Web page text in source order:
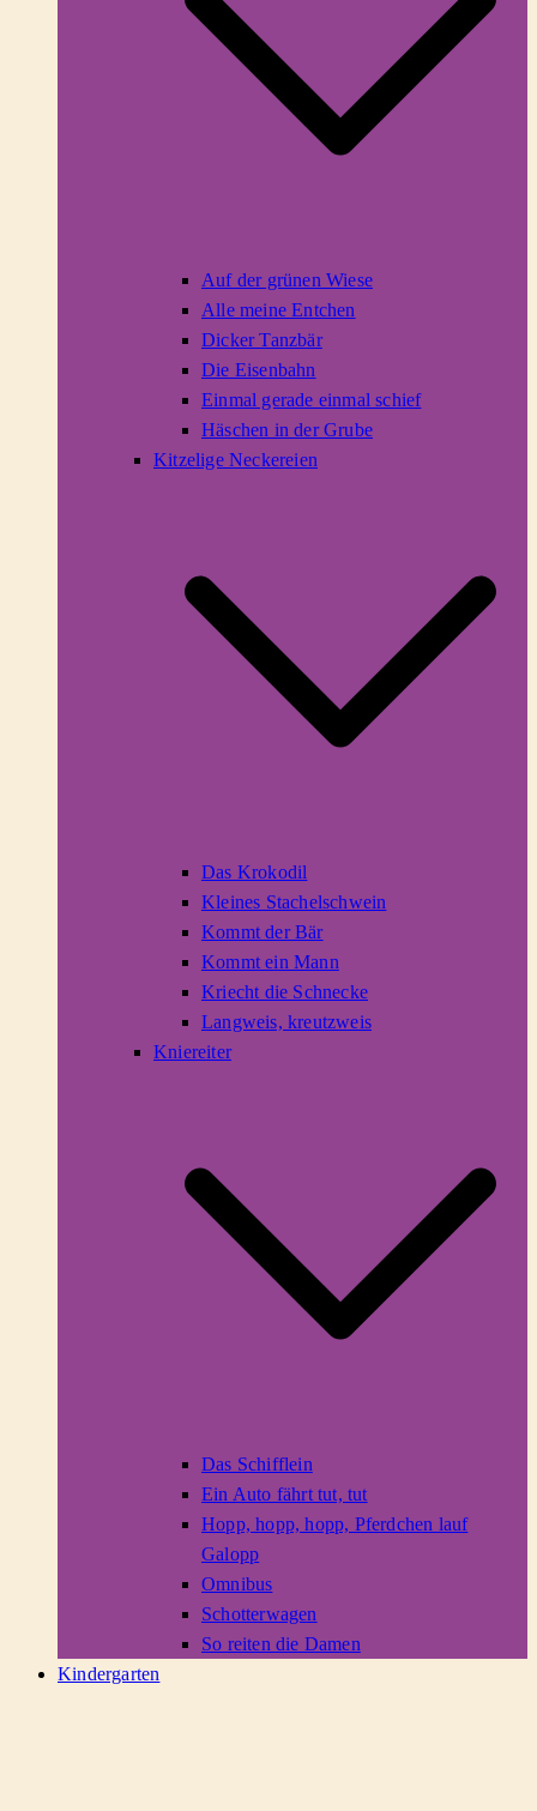
Auf der grünen Wiese
Alle meine Entchen
Dicker Tanzbär
Die Eisenbahn
Einmal gerade einmal schief
Häschen in der Grube
Kitzelige Neckereien
Das Krokodil
Kleines Stachelschwein
Kommt der Bär
Kommt ein Mann
Kriecht die Schnecke
Langweis, kreutzweis
Kniereiter
Das Schifflein
Ein Auto fährt tut, tut
Hopp, hopp, hopp, Pferdchen lauf
Galopp
Omnibus
Schotterwagen
So reiten die Damen
Kindergarten